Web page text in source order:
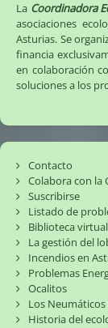
La Coordinadora
asociaciones
Asturias. Se
financia
en colaboración
soluciones a los
Contacto
Colabora con la
Suscribirse
Listado de
Biblioteca
La gestión del
Incendios en
Problemas
Ocalitos
Los Neumáticos
Historia del